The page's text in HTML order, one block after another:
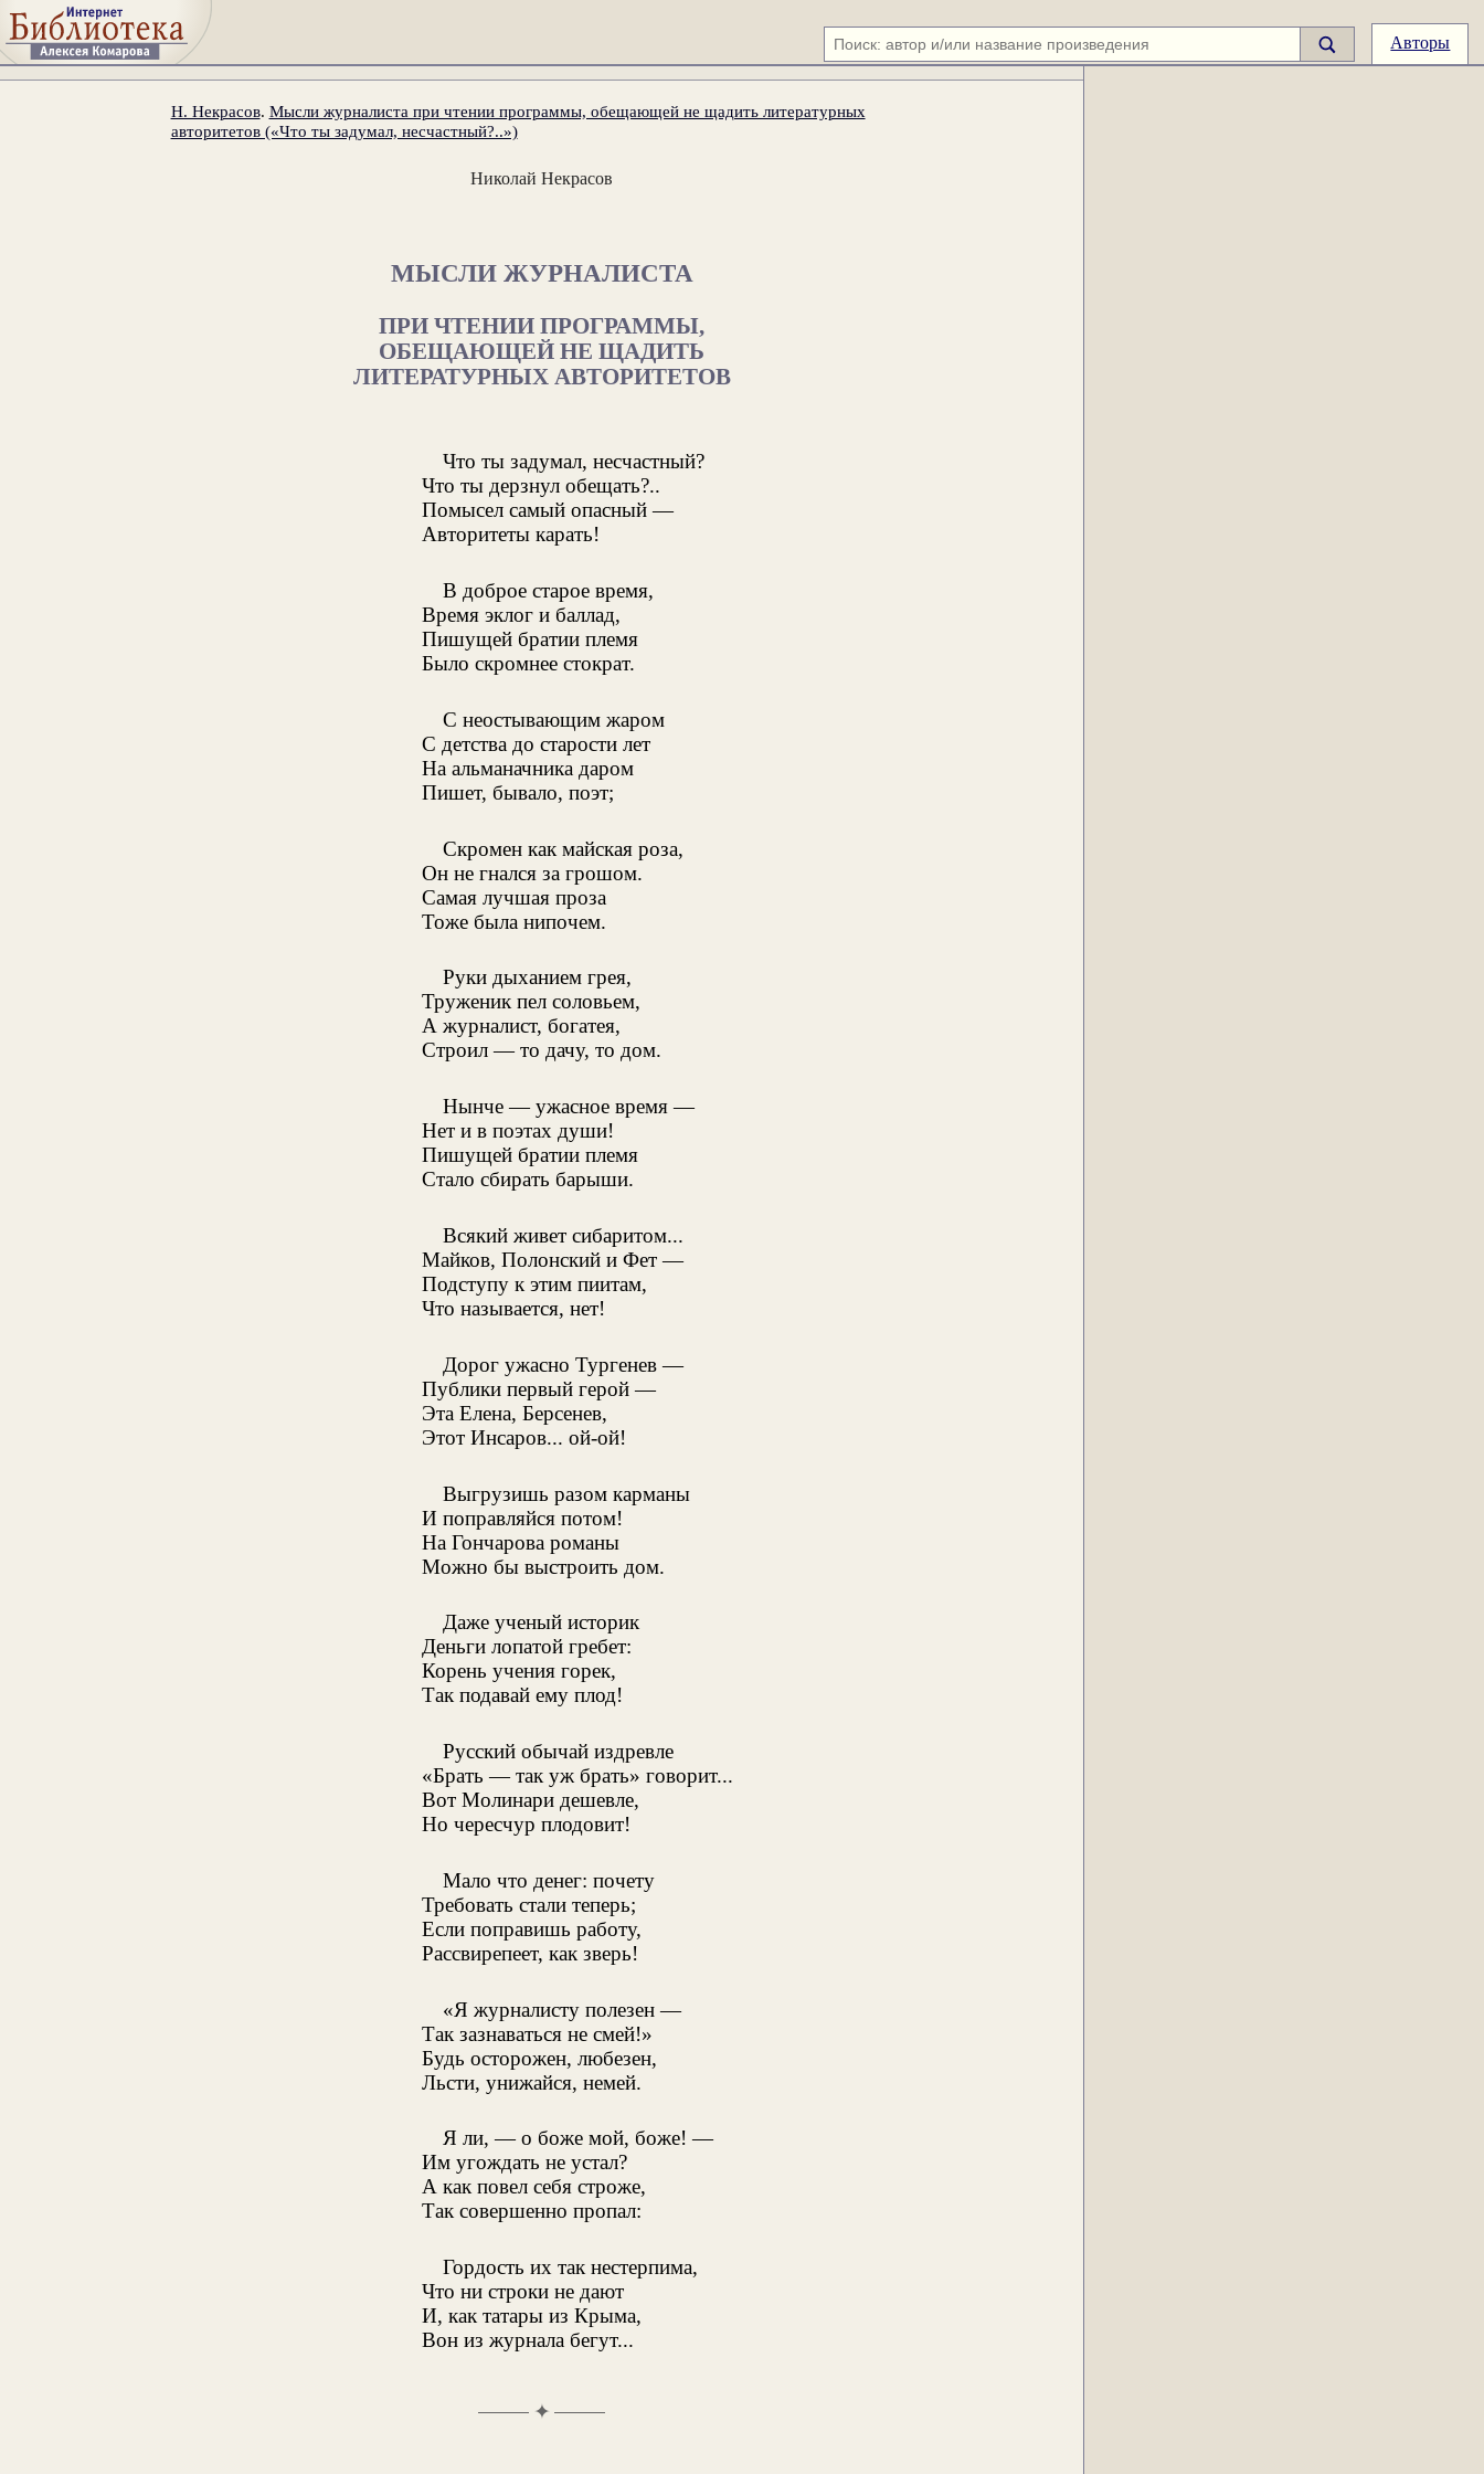
Авторы
Н. Некрасов. Мысли журналиста при чтении программы, обещающей не щадить литературных
авторитетов («Что ты задумал, несчастный?..»)
Николай Некрасов
МЫСЛИ ЖУРНАЛИСТА
ПРИ ЧТЕНИИ ПРОГРАММЫ,
ОБЕЩАЮЩЕЙ НЕ ЩАДИТЬ
ЛИТЕРАТУРНЫХ АВТОРИТЕТОВ
Что ты задумал, несчастный?
Что ты дерзнул обещать?..
Помысел самый опасный —
Авторитеты карать!
В доброе старое время,
Время эклог и баллад,
Пишущей братии племя
Было скромнее стократ.
С неостывающим жаром
С детства до старости лет
На альманачника даром
Пишет, бывало, поэт;
Скромен как майская роза,
Он не гнался за грошом.
Самая лучшая проза
Тоже была нипочем.
Руки дыханием грея,
Труженик пел соловьем,
А журналист, богатея,
Строил — то дачу, то дом.
Нынче — ужасное время —
Нет и в поэтах души!
Пишущей братии племя
Стало сбирать барыши.
Всякий живет сибаритом...
Майков, Полонский и Фет —
Подступу к этим пиитам,
Что называется, нет!
Дорог ужасно Тургенев —
Публики первый герой —
Эта Елена, Берсенев,
Этот Инсаров... ой-ой!
Выгрузишь разом карманы
И поправляйся потом!
На Гончарова романы
Можно бы выстроить дом.
Даже ученый историк
Деньги лопатой гребет:
Корень учения горек,
Так подавай ему плод!
Русский обычай издревле
«Брать — так уж брать» говорит...
Вот Молинари дешевле,
Но чересчур плодовит!
Мало что денег: почету
Требовать стали теперь;
Если поправишь работу,
Рассвирепеет, как зверь!
«Я журналисту полезен —
Так зазнаваться не смей!»
Будь осторожен, любезен,
Льсти, унижайся, немей.
Я ли, — о боже мой, боже! —
Им угождать не устал?
А как повел себя строже,
Так совершенно пропал:
Гордость их так нестерпима,
Что ни строки не дают
И, как татары из Крыма,
Вон из журнала бегут...
✦